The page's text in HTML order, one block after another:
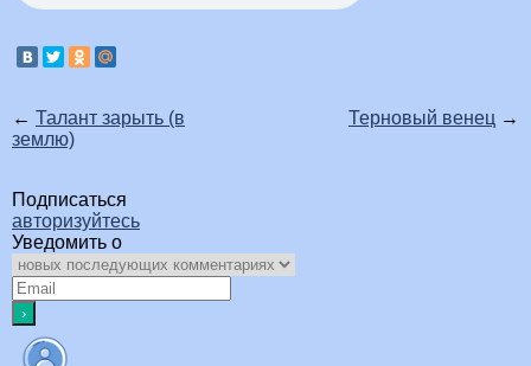
← Талант зарыть (в
землю)
Терновый венец →
Подписаться
авторизуйтесь
Уведомить о